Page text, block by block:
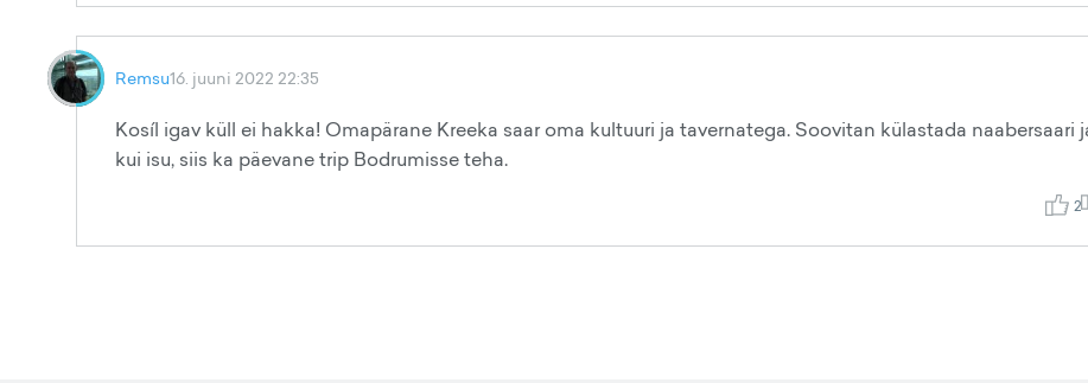
Remsu16. juuni 2022 22:35
Kosíl igav küll ei hakka! Omapärane Kreeka saar oma kultuuri ja tavernatega. Soovitan külastada naabersaari
kui isu, siis ka päevane trip Bodrumisse teha.
2